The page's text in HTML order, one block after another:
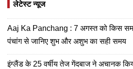
लेटेस्ट न्यूज
Aaj Ka Panchang : 7 अगस्त को किस
पंचांग से जानिए शुभ और अशुभ का सही समय
इंग्लैंड के 25 वर्षीय तेज गेंदबाज ने अचानक